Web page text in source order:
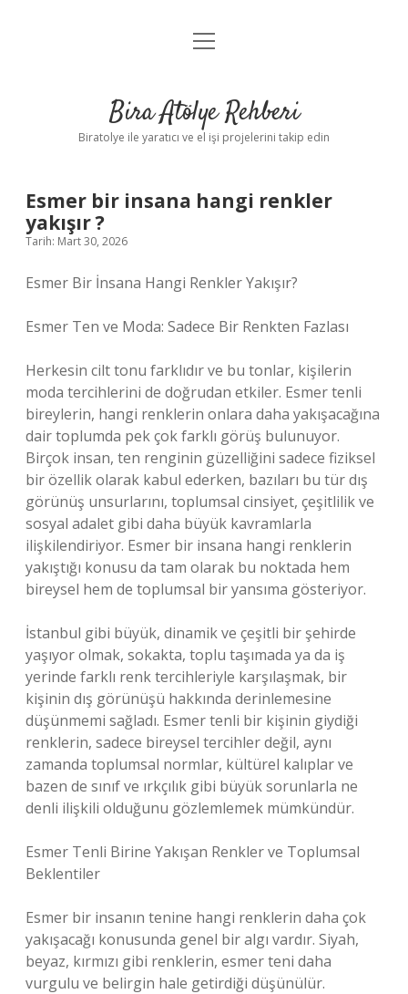
Anasayfa
Yasal Uyarı
menüyü
Bira Atölye Rehberi
Biratolye ile yaratıcı ve el işi projelerini takip edin
Esmer bir insana hangi renkler
yakışır ?
Tarih: Mart 30, 2026
Esmer Bir İnsana Hangi Renkler Yakışır?
Esmer Ten ve Moda: Sadece Bir Renkten Fazlası
Herkesin cilt tonu farklıdır ve bu tonlar, kişilerin
moda tercihlerini de doğrudan etkiler. Esmer tenli
bireylerin, hangi renklerin onlara daha yakışacağına
dair toplumda pek çok farklı görüş bulunuyor.
Birçok insan, ten renginin güzelliğini sadece fiziksel
bir özellik olarak kabul ederken, bazıları bu tür dış
görünüş unsurlarını, toplumsal cinsiyet, çeşitlilik ve
sosyal adalet gibi daha büyük kavramlarla
ilişkilendiriyor. Esmer bir insana hangi renklerin
yakıştığı konusu da tam olarak bu noktada hem
bireysel hem de toplumsal bir yansıma gösteriyor.
İstanbul gibi büyük, dinamik ve çeşitli bir şehirde
yaşıyor olmak, sokakta, toplu taşımada ya da iş
yerinde farklı renk tercihleriyle karşılaşmak, bir
kişinin dış görünüşü hakkında derinlemesine
düşünmemi sağladı. Esmer tenli bir kişinin giydiği
renklerin, sadece bireysel tercihler değil, aynı
zamanda toplumsal normlar, kültürel kalıplar ve
bazen de sınıf ve ırkçılık gibi büyük sorunlarla ne
denli ilişkili olduğunu gözlemlemek mümkündür.
Esmer Tenli Birine Yakışan Renkler ve Toplumsal
Beklentiler
Esmer bir insanın tenine hangi renklerin daha çok
yakışacağı konusunda genel bir algı vardır. Siyah,
beyaz, kırmızı gibi renklerin, esmer teni daha
vurgulu ve belirgin hale getirdiği düşünülür.